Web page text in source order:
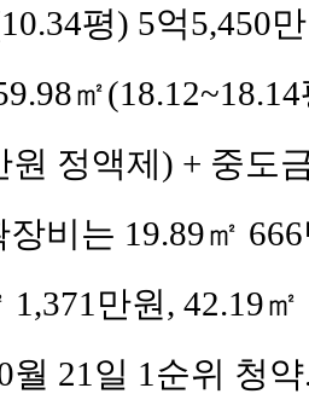
평) 5억5,450
㎡
원 정액제) + 중도
장비는 19.89㎡
1,371만원, 42.19
월 21일 1순위 청